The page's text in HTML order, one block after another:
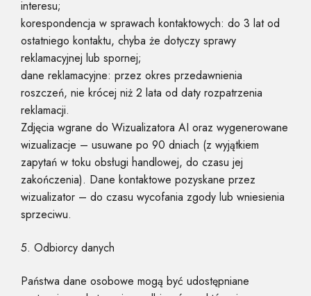
interesu;
korespondencja w sprawach kontaktowych: do 3 lat od
ostatniego kontaktu, chyba że dotyczy sprawy
reklamacyjnej lub spornej;
dane reklamacyjne: przez okres przedawnienia
roszczeń, nie krócej niż 2 lata od daty rozpatrzenia
reklamacji.
Zdjęcia wgrane do Wizualizatora AI oraz wygenerowane
wizualizacje – usuwane po 90 dniach (z wyjątkiem
zapytań w toku obsługi handlowej, do czasu jej
zakończenia). Dane kontaktowe pozyskane przez
wizualizator – do czasu wycofania zgody lub wniesienia
sprzeciwu.
5. Odbiorcy danych
Państwa dane osobowe mogą być udostępniane